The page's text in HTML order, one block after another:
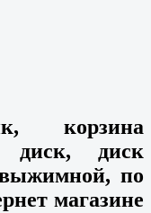
корзина
диск, диск
по
магазине